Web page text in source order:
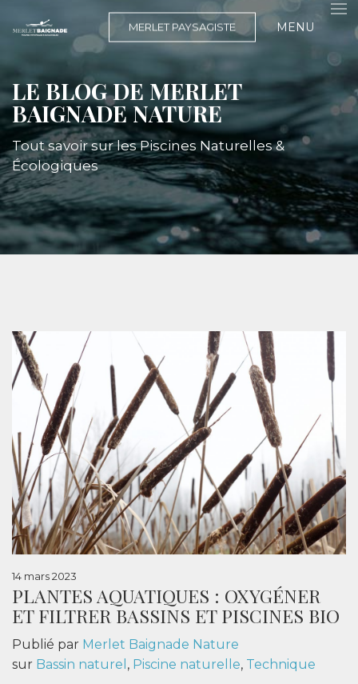
MERLET PAYSAGISTE MENU
LE BLOG DE MERLET
BAIGNADE NATURE
Tout savoir sur les Piscines Naturelles &
Écologiques
14 mars 2023
PLANTES AQUATIQUES : OXYGÉNER
ET FILTRER BASSINS ET PISCINES BIO
Publié par Merlet Baignade Nature
sur Bassin naturel , Piscine naturelle, Technique